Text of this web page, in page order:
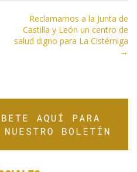
ti
r
Reclamamos a la Junta de
Castilla y León un centro de
salud digno para La Cistérniga
→